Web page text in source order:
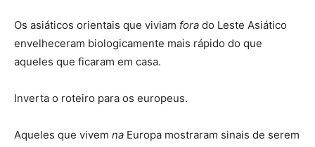
Os asiáticos orientais que viviam fora do Leste Asiático
envelheceram biologicamente mais rápido do que
aqueles que ficaram em casa.
Inverta o roteiro para os europeus.
Aqueles que vivem na Europa mostraram sinais de serem